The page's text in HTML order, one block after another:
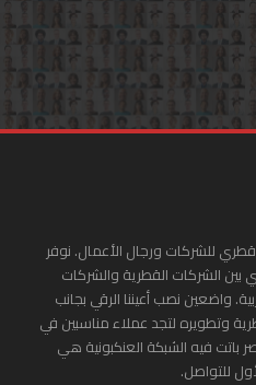
للشركات ورجال الأعمال. نوفر
بين الشركات القطرية والشركات
واضعين نصب أعيننا الرقي بجانب
وتطويره لتجد عملاء مناسبين في
فيه الشبكة العنكبونية هي
للتواصل.